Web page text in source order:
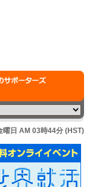
日 AM 03時44分 (HST)